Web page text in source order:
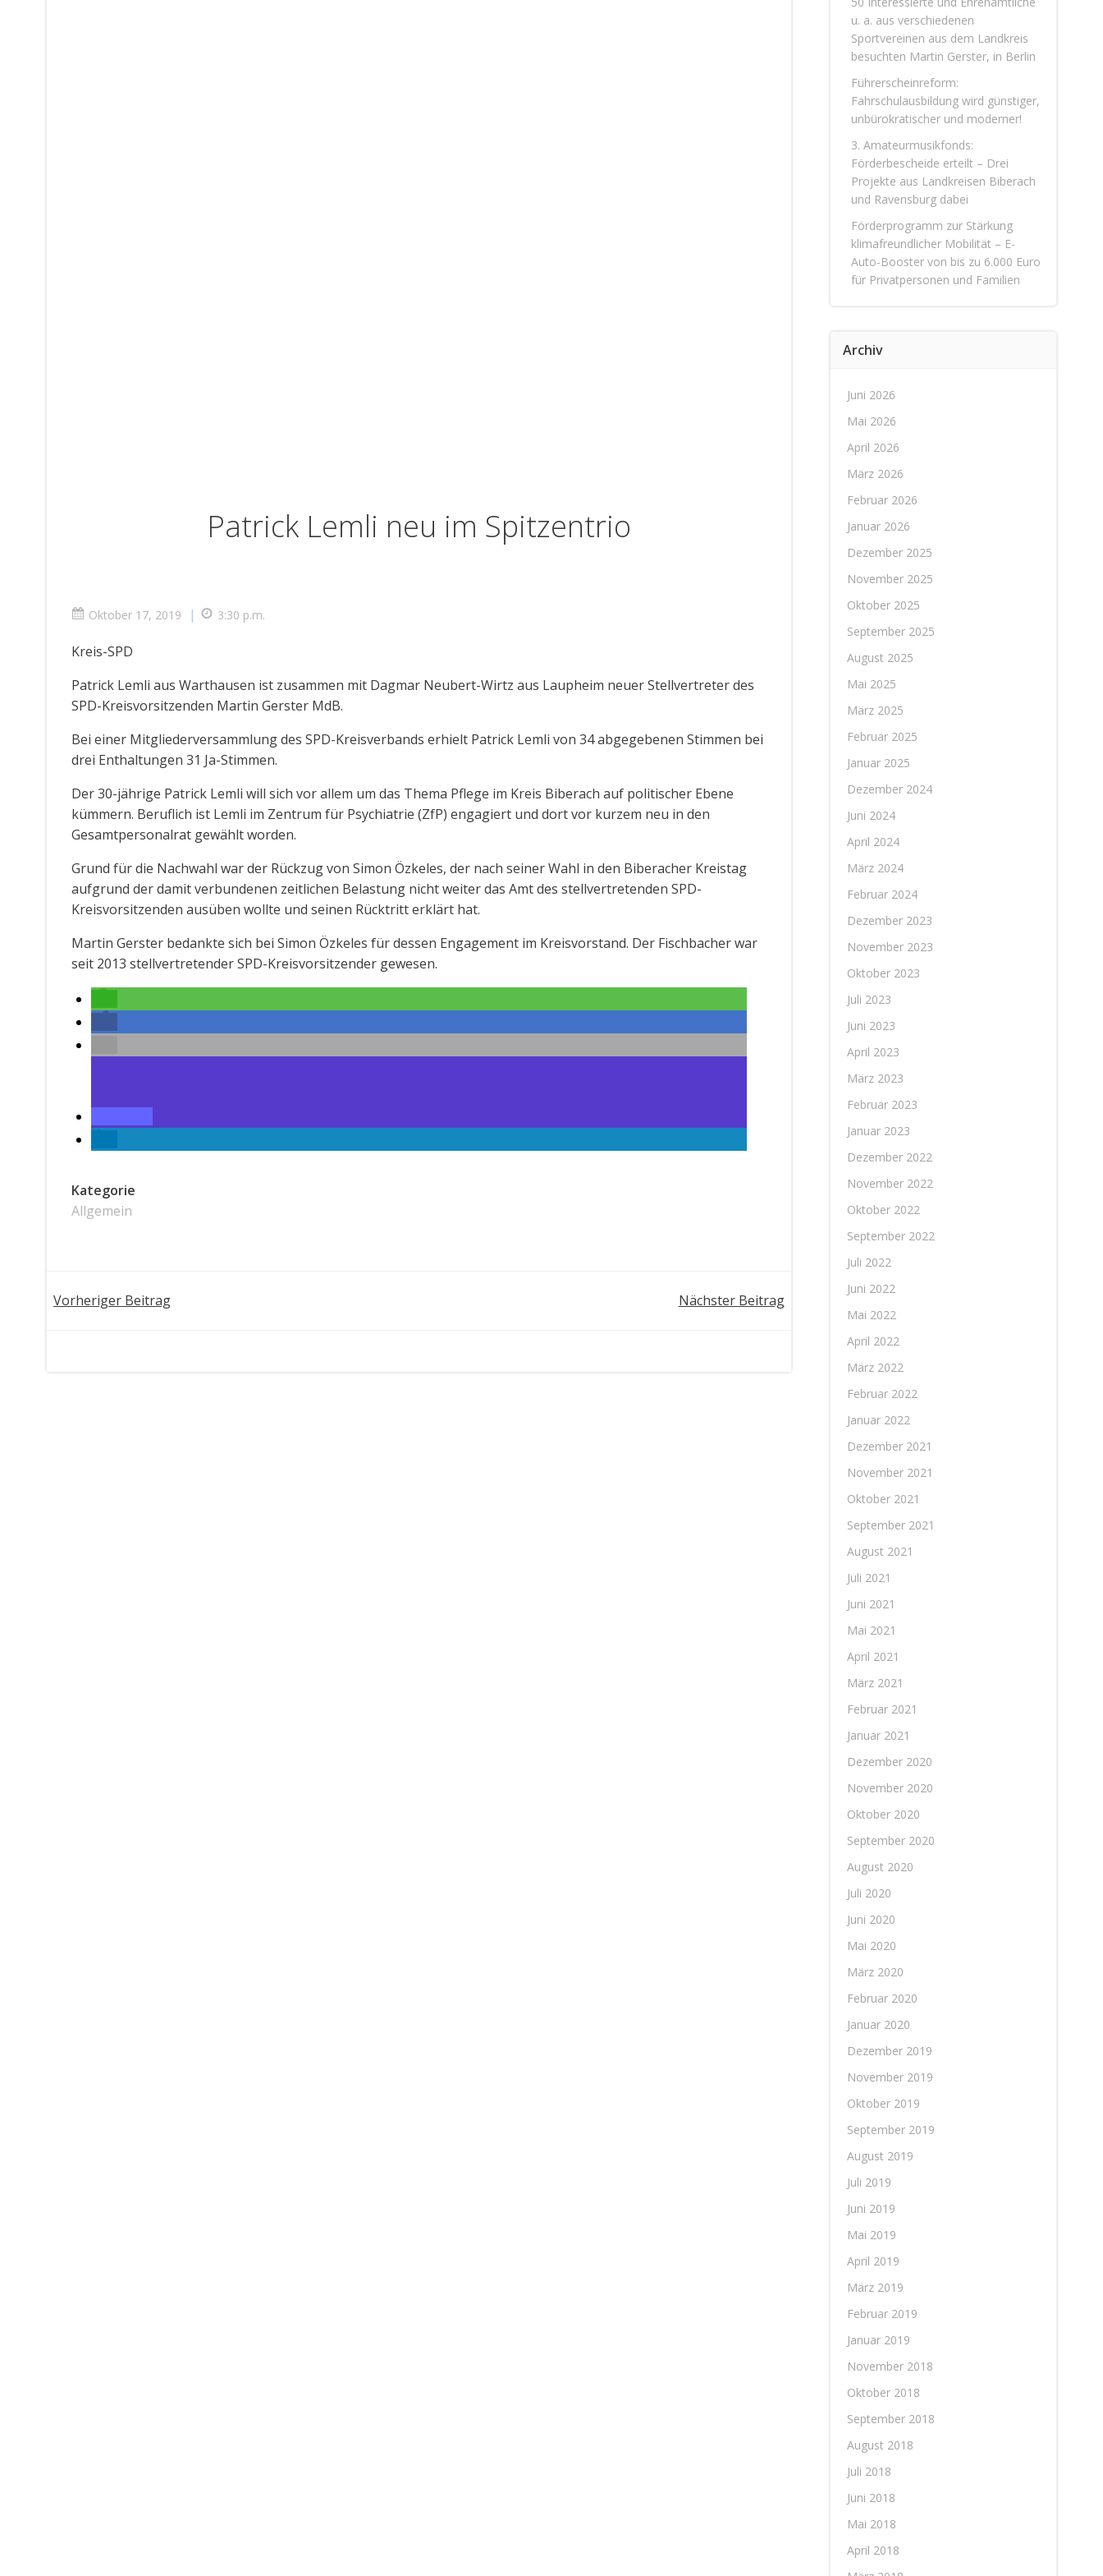
Patrick Lemli neu im Spitzentrio
Oktober 17, 2019 | 3:30 p.m.
Kreis-SPD
Patrick Lemli aus Warthausen ist zusammen mit Dagmar Neubert-Wirtz aus Laupheim neuer Stellvertreter des
SPD-Kreisvorsitzenden Martin Gerster MdB.
Bei einer Mitgliederversammlung des SPD-Kreisverbands erhielt Patrick Lemli von 34 abgegebenen Stimmen bei
drei Enthaltungen 31 Ja-Stimmen.
Der 30-jährige Patrick Lemli will sich vor allem um das Thema Pflege im Kreis Biberach auf politischer Ebene
kümmern. Beruflich ist Lemli im Zentrum für Psychiatrie (ZfP) engagiert und dort vor kurzem neu in den
Gesamtpersonalrat gewählt worden.
Grund für die Nachwahl war der Rückzug von Simon Özkeles, der nach seiner Wahl in den Biberacher Kreistag
aufgrund der damit verbundenen zeitlichen Belastung nicht weiter das Amt des stellvertretenden SPD-
Kreisvorsitzenden ausüben wollte und seinen Rücktritt erklärt hat.
Martin Gerster bedankte sich bei Simon Özkeles für dessen Engagement im Kreisvorstand. Der Fischbacher war
seit 2013 stellvertretender SPD-Kreisvorsitzender gewesen.
Kategorie
Allgemein
Post
Vorheriger Beitrag Nächster Beitrag
u. a. aus verschiedenen
Sportvereinen aus dem Landkreis
besuchten Martin Gerster, in Berlin
Führerscheinreform:
Fahrschulausbildung wird günstiger,
unbürokratischer und moderner!
3. Amateurmusikfonds:
Förderbescheide erteilt – Drei
Projekte aus Landkreisen Biberach
und Ravensburg dabei
Förderprogramm zur Stärkung
klimafreundlicher Mobilität – E-
Auto-Booster von bis zu 6.000 Euro
für Privatpersonen und Familien
Archiv
Juni 2026
Mai 2026
April 2026
März 2026
Februar 2026
Januar 2026
Dezember 2025
November 2025
Oktober 2025
September 2025
August 2025
Mai 2025
März 2025
Februar 2025
Januar 2025
Dezember 2024
Juni 2024
April 2024
März 2024
Februar 2024
Dezember 2023
November 2023
Oktober 2023
Juli 2023
Juni 2023
April 2023
März 2023
Februar 2023
Januar 2023
Dezember 2022
November 2022
Oktober 2022
September 2022
Juli 2022
Juni 2022
Mai 2022
April 2022
März 2022
Februar 2022
Januar 2022
Dezember 2021
November 2021
Oktober 2021
September 2021
August 2021
Juli 2021
Juni 2021
Mai 2021
April 2021
März 2021
Februar 2021
Januar 2021
Dezember 2020
November 2020
Oktober 2020
September 2020
August 2020
Juli 2020
Juni 2020
Mai 2020
März 2020
Februar 2020
Januar 2020
Dezember 2019
November 2019
Oktober 2019
September 2019
August 2019
Juli 2019
Juni 2019
Mai 2019
April 2019
März 2019
Februar 2019
Januar 2019
November 2018
Oktober 2018
September 2018
August 2018
Juli 2018
Juni 2018
Mai 2018
April 2018